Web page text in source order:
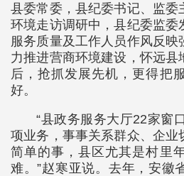
县委常委，县纪委书记、监委
环境走访调研中，县纪委监委
服务质量及工作人员作风反
力推进营商环境建设，怀远
后，抢抓发展先机，更得把
好。
“县政务服务大厅22家窗
项业务，事事关系群众、企业
简单的事，县区尤其是村里
难。”赵寒亚说。去年，安徽